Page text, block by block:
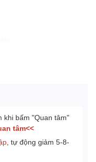
khi bấm "Quan tâm"
tâm<<
, tự động giảm 5-8-